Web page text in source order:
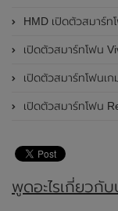
HMD เปิดตัวสมาร์ทโฟนฝา
เปิดตัวสมาร์ทโฟน
เปิดตัวสมาร์ทโฟนเกมมิ่ง
เปิดตัวสมาร์ทโฟน
พูดอะไรเกี่ยวกั